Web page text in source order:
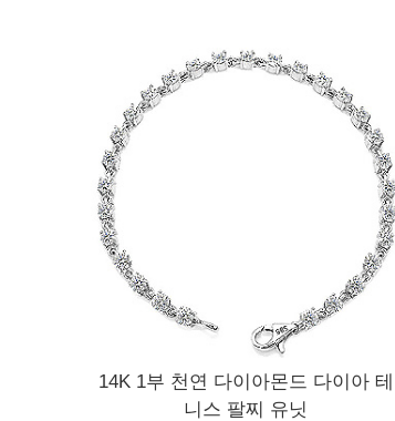
14K 1부 천연 다이아몬드 다이아 테
니스 팔찌 유닛